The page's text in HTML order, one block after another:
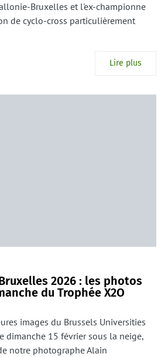
Bruxelles et l'ex-championne
de cyclo-cross particulièrement
Lire plus
2026 : les photos
du Trophée X2O
images du Brussels Universities
dimanche 15 février sous la neige,
notre photographe Alain